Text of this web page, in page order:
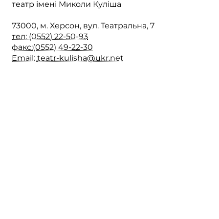
театр імені Миколи Куліша
73000, м. Херсон, вул. Театральна, 7
тел: (0552) 22-50-93
факс:(0552) 49-22-30
Email: teatr-kulisha@ukr.net